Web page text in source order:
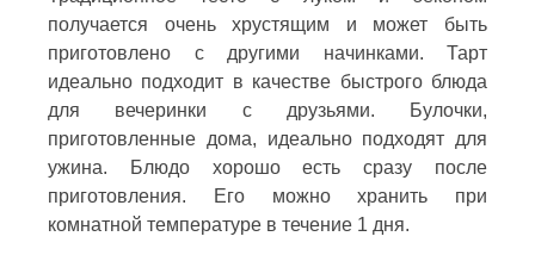
получается очень хрустящим и может быть
приготовлено с другими начинками. Тарт
идеально подходит в качестве быстрого блюда
для вечеринки с друзьями. Булочки,
приготовленные дома, идеально подходят для
ужина. Блюдо хорошо есть сразу после
приготовления. Его можно хранить при
комнатной температуре в течение 1 дня.